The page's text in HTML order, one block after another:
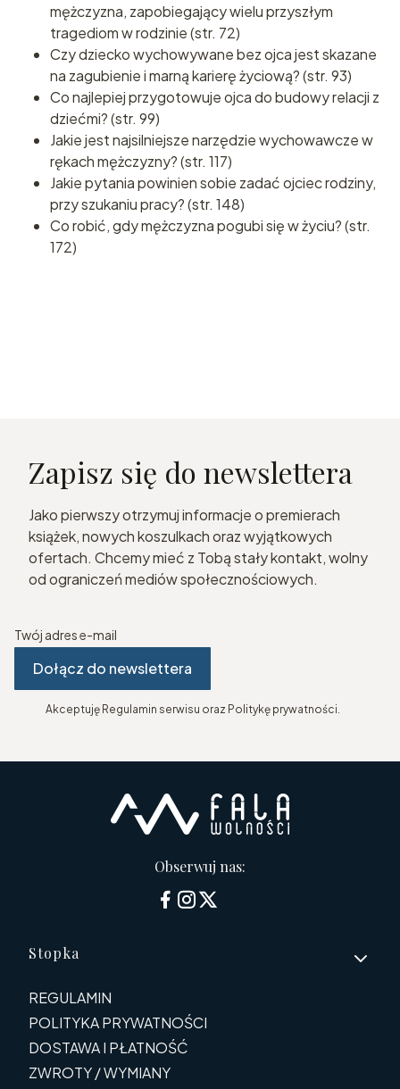
mężczyzna, zapobiegający wielu przyszłym
tragediom w rodzinie (str. 72)
Czy dziecko wychowywane bez ojca jest skazane
na zagubienie i marną karierę życiową? (str. 93)
Co najlepiej przygotowuje ojca do budowy relacji z
dziećmi? (str. 99)
Jakie jest najsilniejsze narzędzie wychowawcze w
rękach mężczyzny? (str. 117)
Jakie pytania powinien sobie zadać ojciec rodziny,
przy szukaniu pracy? (str. 148)
Co robić, gdy mężczyzna pogubi się w życiu? (str.
172)
Zapisz się do newslettera
Jako pierwszy otrzymuj informacje o premierach
książek, nowych koszulkach oraz wyjątkowych
ofertach. Chcemy mieć z Tobą stały kontakt, wolny
od ograniczeń mediów społecznościowych.
Twój adres e-mail
Dołącz do newslettera
Akceptuję Regulamin serwisu oraz Politykę prywatności.
Obserwuj nas:
Linki w stopce
Stopka
REGULAMIN
POLITYKA PRYWATNOŚCI
DOSTAWA I PŁATNOŚĆ
ZWROTY / WYMIANY